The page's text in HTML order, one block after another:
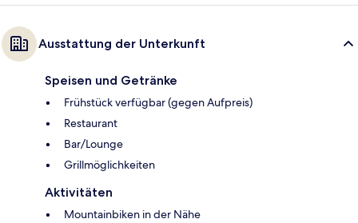
Ausstattung der Unterkunft
Speisen und Getränke
Frühstück verfügbar (gegen Aufpreis)
Restaurant
Bar/Lounge
Grillmöglichkeiten
Aktivitäten
Mountainbiken in der Nähe